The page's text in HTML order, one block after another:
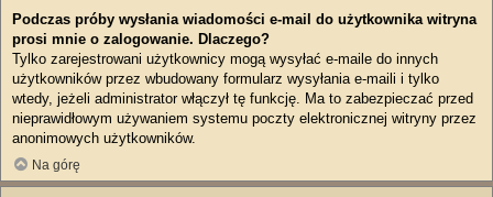
Podczas próby wysłania wiadomości e-mail do użytkownika witryna
prosi mnie o zalogowanie. Dlaczego?
Tylko zarejestrowani użytkownicy mogą wysyłać e-maile do innych
użytkowników przez wbudowany formularz wysyłania e-maili i tylko
wtedy, jeżeli administrator włączył tę funkcję. Ma to zabezpieczać przed
nieprawidłowym używaniem systemu poczty elektronicznej witryny przez
anonimowych użytkowników.
Na górę